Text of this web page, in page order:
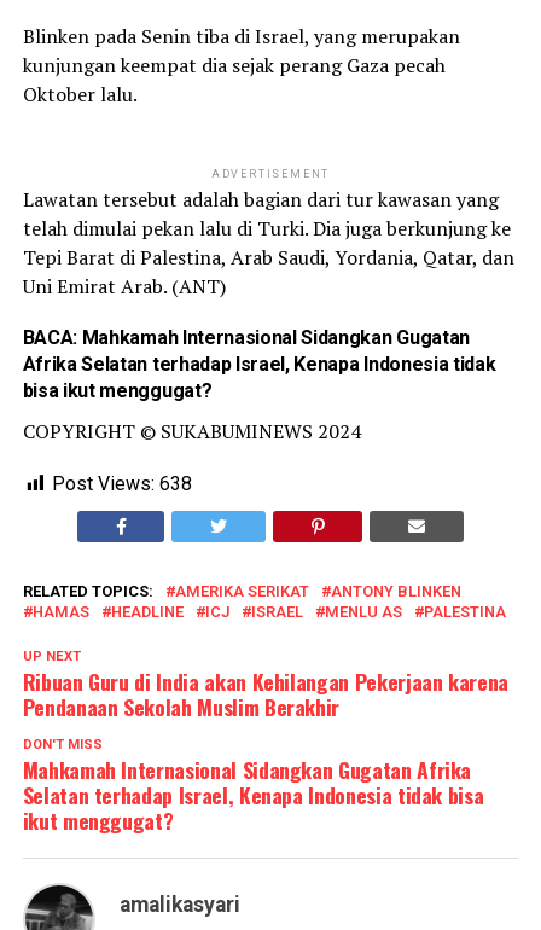
Blinken pada Senin tiba di Israel, yang merupakan
kunjungan keempat dia sejak perang Gaza pecah
Oktober lalu.
ADVERTISEMENT
Lawatan tersebut adalah bagian dari tur kawasan yang
telah dimulai pekan lalu di Turki. Dia juga berkunjung ke
Tepi Barat di Palestina, Arab Saudi, Yordania, Qatar, dan
Uni Emirat Arab. (ANT)
BACA: Mahkamah Internasional Sidangkan Gugatan
Afrika Selatan terhadap Israel, Kenapa Indonesia tidak
bisa ikut menggugat?
COPYRIGHT © SUKABUMINEWS 2024
Post Views: 638
RELATED TOPICS: AMERIKA SERIKAT
ANTONY BLINKEN
HAMAS
HEADLINE ICJ ISRAEL MENLU AS PALESTINA
UP NEXT
Ribuan Guru di India akan Kehilangan Pekerjaan karena
Pendanaan Sekolah Muslim Berakhir
DON'T MISS
Mahkamah Internasional Sidangkan Gugatan Afrika
Selatan terhadap Israel, Kenapa Indonesia tidak bisa
ikut menggugat?
amalikasyari